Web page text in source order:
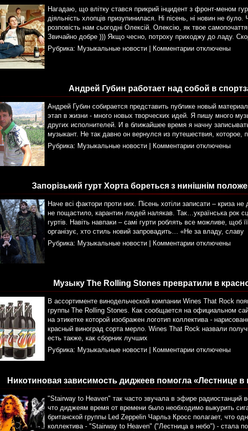
Нагадаю, що влітку стався прикрий інцидент з фронт-меном
діяльність хлопців призупинилася. Ні пісень, ні новин не
розповість нам сьогодні Олексій. Олексію, як твое
Звичайно добре ))) Якщо чесно, потроху приходжу до ладу.
Рубрика: Музыкальные новости Комментарии отключены
Андрей Губин работает над собой в
Андрей Губин собирается представить публике новый
этап в жизни - много новых творческих идей. Я пишу много
других исполнителей. И в ближайшее время я начну
музыкант. Не так давно он вернулся из путешествия, которое,
Рубрика: Музыкальные новости Комментарии отключены
Запорізький гурт Хорта бореться з нинішнім
Наче всі фактори проти них. Пісень хотіли записати – криза не
не пощастило, карантин людей налякав. Так…українська рок
гуртів. Навіть навпаки – самі гурти роблять все можливе, щоб
організує, хто стиль новий запровадить… «Не за владу, славу
Рубрика: Музыкальные новости Комментарии отключены
Музыку The Rolling Stones превратили в
В ассортименте винодельческой компании Wines That Rock
группы The Rolling Stones. Как сообщается на официальном
на этикетке которой изображен логотип коллектива -
красный виноград сорта мерло. Wines That Rock назвали
есть также, как сборник лучших
Рубрика: Музыкальные новости Комментарии отключены
Никотиновая зависимость диджеев помогла «Лестнице в
"Stairway to Heaven" так часто звучала в эфире радиостанций
что диджеям время от времени было необходимо выкурить
британской группы Led Zeppelin Чарльз Кросс полагает, что
коллектива - "Stairway to Heaven" ("Лестница в небо") - стала